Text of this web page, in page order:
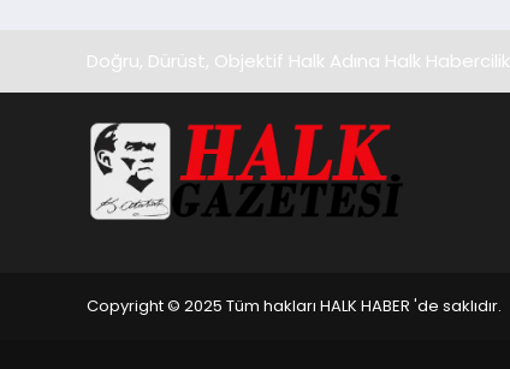
Doğru, Dürüst, Objektif Halk Adına Halk Habercilik
Copyright © 2025 Tüm hakları HALK HABER 'de saklıdır.